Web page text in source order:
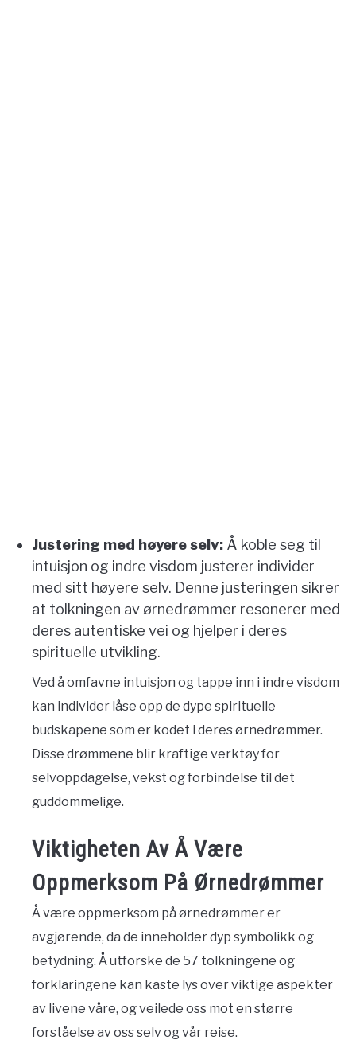
Justering med høyere selv: Å koble seg til
intuisjon og indre visdom justerer individer
med sitt høyere selv. Denne justeringen sikrer
at tolkningen av ørnedrømmer resonerer med
deres autentiske vei og hjelper i deres
spirituelle utvikling.
Ved å omfavne intuisjon og tappe inn i indre visdom
kan individer låse opp de dype spirituelle
budskapene som er kodet i deres ørnedrømmer.
Disse drømmene blir kraftige verktøy for
selvoppdagelse, vekst og forbindelse til det
guddommelige.
Viktigheten Av Å Være
Oppmerksom På Ørnedrømmer
Å være oppmerksom på ørnedrømmer er
avgjørende, da de inneholder dyp symbolikk og
betydning. Å utforske de 57 tolkningene og
forklaringene kan kaste lys over viktige aspekter
av livene våre, og veilede oss mot en større
forståelse av oss selv og vår reise.